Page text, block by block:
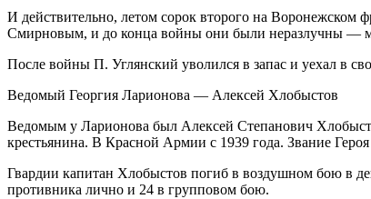
И действительно, летом сорок второго на Воронежском
Смирновым, и до конца войны они были неразлучны —
После войны П. Углянский уволился в запас и уехал в
Ведомый Георгия Ларионова — Алексей Хлобыстов
Ведомым у Ларионова был Алексей Степанович
крестьянина. В Красной Армии с 1939 года. Звание
Гвардии капитан Хлобыстов погиб в воздушном бою в
противника лично и 24 в групповом бою.